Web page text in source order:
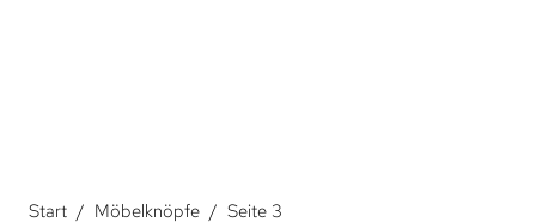
Start / Möbelknöpfe / Seite 3